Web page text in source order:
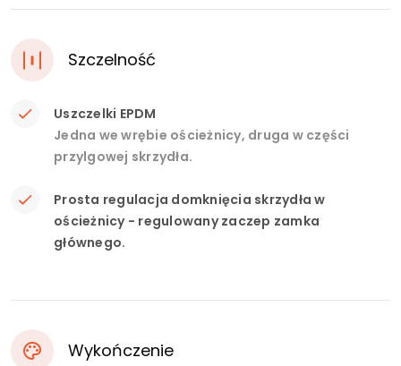
Szczelność
Uszczelki EPDM
Jedna we wrębie ościeżnicy, druga w części
przylgowej skrzydła.
Prosta regulacja domknięcia skrzydła w
ościeżnicy - regulowany zaczep zamka
głównego.
Wykończenie